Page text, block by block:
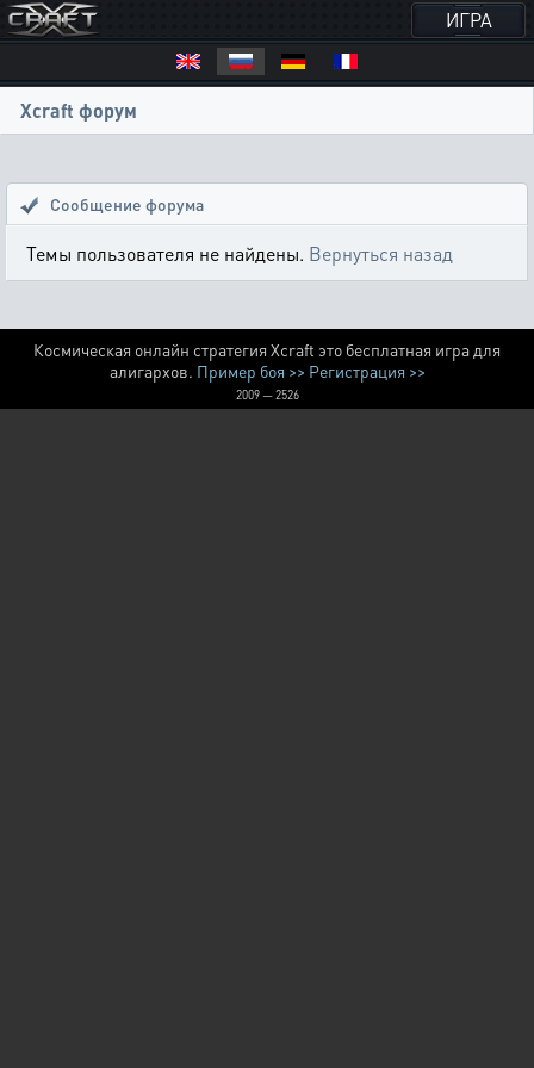
ИГРА
Xcraft форум
Сообщение форума
Темы пользователя не найдены. Вернуться назад
Космическая онлайн стратегия Xcraft это бесплатная игра для
алигархов. Пример боя >> Регистрация >>
2009 — 2526